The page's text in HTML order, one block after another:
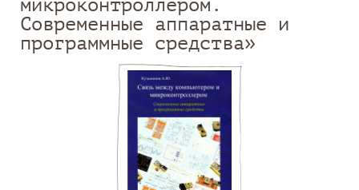
микроконтроллером.
Современные аппаратные и
программные средства»